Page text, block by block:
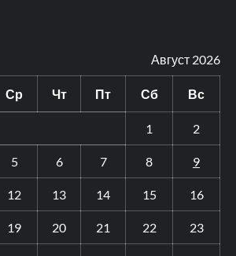
Август 2026
Ср Чт Пт Сб Вс
1 2
5 6 7 8 9
12 13 14 15 16
19 20 21 22 23